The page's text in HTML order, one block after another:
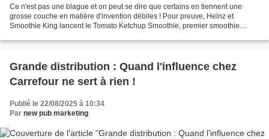
Ce n'est pas une blague et on peut se dire que certains en tiennent une
grosse couche en matière d'invention débiles ! Pour preuve, Heinz et
Smoothie King lancent le Tomato Ketchup Smoothie, premier smoothie
Grande distribution : Quand l'influence chez
Carrefour ne sert à rien !
Publié le 22/08/2025 à 10:34
Par new pub marketing